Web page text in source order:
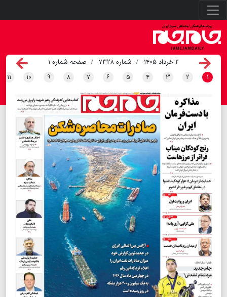
۲ خرداد ۱۴۰۵ شماره ۷۳۲۸
صفحه شماره ۱
۱
۲ ۳ ۴ ۵ ۶ ۷ ۸ ۹ ۱۰ ۱۱